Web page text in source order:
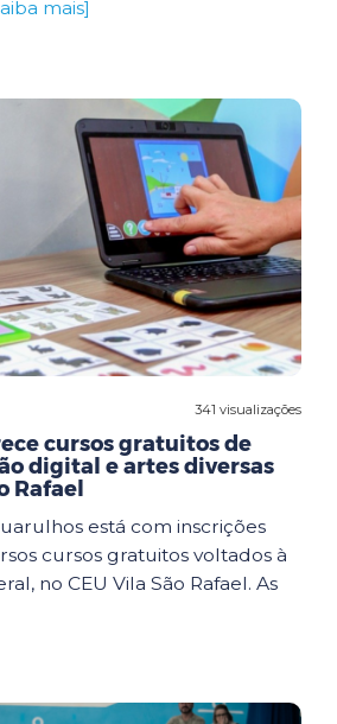
mais]
341 visualizações
cursos gratuitos de
digital e artes diversas
Rafael
está com inscrições
cursos gratuitos voltados à
no CEU Vila São Rafael. As